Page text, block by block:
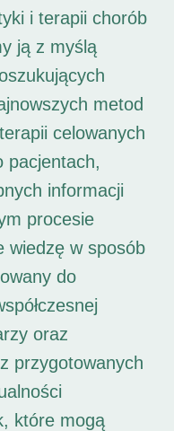
i terapii chorób
ją z myślą
metod
celowanych
pacjentach,
informacji
procesie
wiedzę w sposób
do
oraz
przygotowanych
które mogą